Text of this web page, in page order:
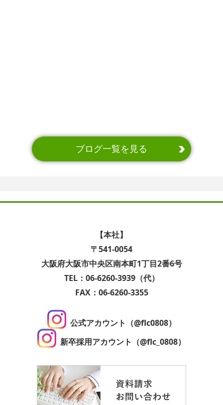
ブログ一覧を見る
【本社】
〒541-0054
大阪府大阪市中央区南本町1丁目2番6号
TEL：06-6260-3939（代）
FAX：06-6260-3355
公式アカウント（@flc0808）
新卒採用アカウント（@flc_0808）